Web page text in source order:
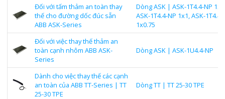
Đối với tấm thảm an toàn thay
thế cho đường dốc đúc sẵn
ABB ASK-Series
Dòng ASK | ASK-1T4.4-NP
ASK-1T4.4-NP 1x1, ASK-1T4.4-
1x0.75
Đối với việc thay thế thảm an
toàn cạnh nhôm ABB ASK-
Series
Dòng ASK | ASK-1U4.4-NP
Dành cho việc thay thế các cạnh
an toàn của ABB TT-Series | TT
25-30 TPE
Dòng TT | TT 25-30 TPE